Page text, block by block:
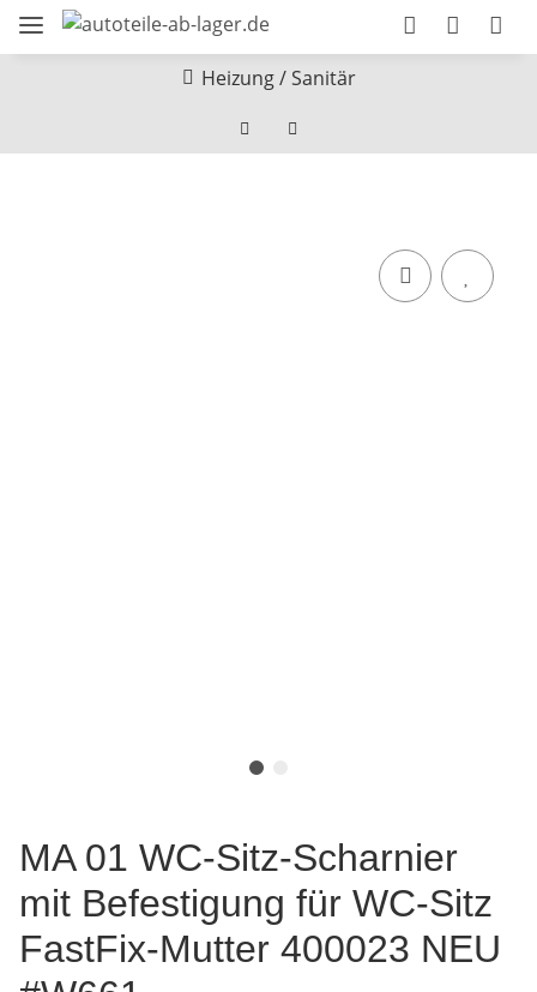
Heizung / Sanitär
MA 01 WC-Sitz-Scharnier
mit Befestigung für WC-Sitz
FastFix-Mutter 400023 NEU